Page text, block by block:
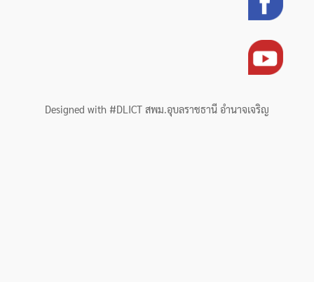
Designed with #DLICT สพม.อุบลราชธานี อำนาจเจริญ